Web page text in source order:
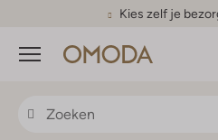
Kies zelf je
Menu